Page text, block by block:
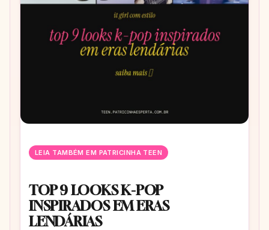
LEIA TAMBÉM EM PATRICINHA TEEN
TOP 9 LOOKS K-POP
INSPIRADOS EM ERAS
LENDÁRIAS